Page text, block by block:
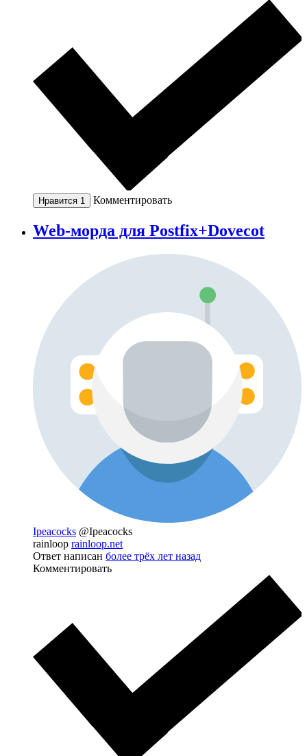
Нравится 1 Комментировать
Web-морда для Postfix+Dovecot
Ipeacocks @Ipeacocks
rainloop rainloop.net
Ответ написан более трёх лет назад
Комментировать